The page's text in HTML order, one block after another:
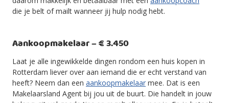
die je belt of mailt wanneer jij hulp nodig hebt.
Aankoopmakelaar – € 3.450
Laat je alle ingewikkelde dingen rondom een huis kopen in
Rotterdam liever over aan iemand die er echt verstand van
heeft? Neem dan een aankoopmakelaar mee. Dat is een
Makelaarsland Agent bij jou uit de buurt. Die handelt in jouw